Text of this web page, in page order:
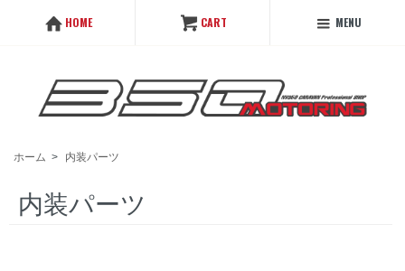
HOME CART MENU
ホーム > 内装パーツ
内装パーツ